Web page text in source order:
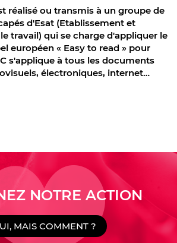
réalisé ou transmis à un groupe de
d'Esat (Etablissement et
travail) qui se charge d'appliquer le
européen « Easy to read » pour
s'applique à tous les documents
électroniques, internet…
NOTRE ACTION
MAIS COMMENT ?